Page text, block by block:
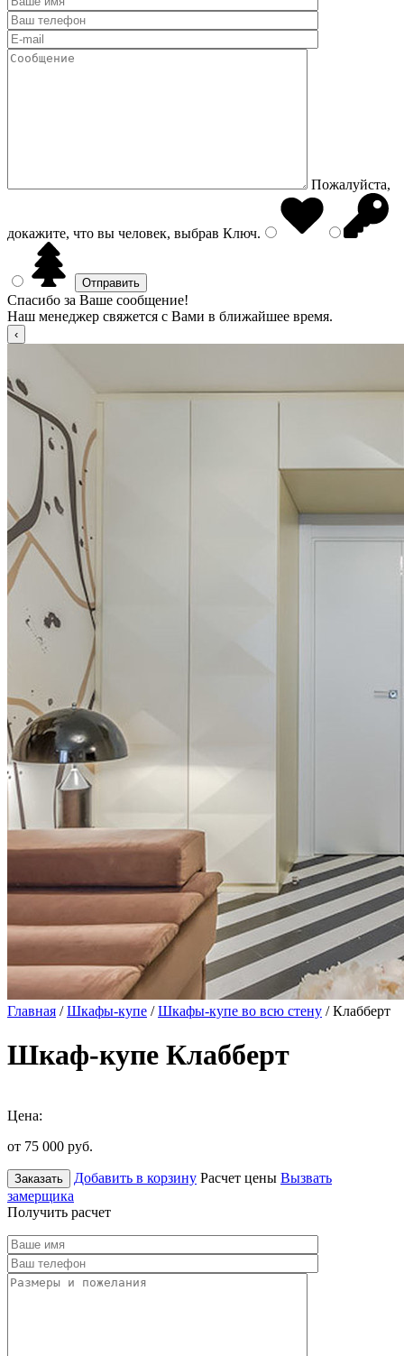
Пожалуйста,
докажите, что вы человек, выбрав Ключ.
Спасибо за Ваше сообщение!
Наш менеджер свяжется с Вами в ближайшее время.
Главная /Шкафы-купе /Шкафы-купе во всю стену / Клабберт
Шкаф-купе Клабберт
Цена:
от 75 000 руб.
Заказать Добавить в корзину Расчет цены Вызвать
замерщика
Получить расчет